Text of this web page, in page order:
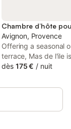
Avignon, Provence
Offering a seasonal
terrace, Mas de l'ile
located in Avignon.
at garden-level and
dès 175 € / nuit